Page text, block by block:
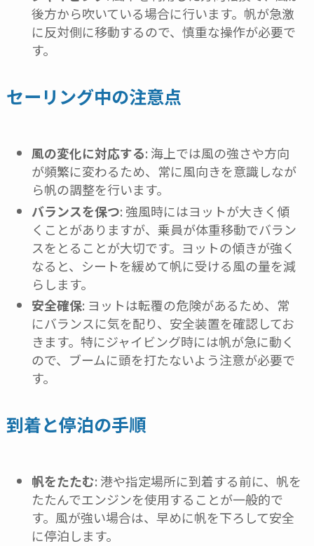
後方から吹いている場合に行います。帆が急激
に反対側に移動するので、慎重な操作が必要で
す。
セーリング中の注意点
風の変化に対応する: 海上では風の強さや方向
が頻繁に変わるため、常に風向きを意識しなが
ら帆の調整を行います。
バランスを保つ: 強風時にはヨットが大きく傾
くことがありますが、乗員が体重移動でバラン
スをとることが大切です。ヨットの傾きが強く
なると、シートを緩めて帆に受ける風の量を減
らします。
安全確保: ヨットは転覆の危険があるため、常
にバランスに気を配り、安全装置を確認してお
きます。特にジャイビング時には帆が急に動く
ので、ブームに頭を打たないよう注意が必要で
す。
到着と停泊の手順
帆をたたむ: 港や指定場所に到着する前に、帆を
たたんでエンジンを使用することが一般的で
す。風が強い場合は、早めに帆を下ろして安全
に停泊します。